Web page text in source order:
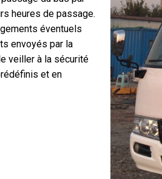
heures de passage.
éventuels
envoyés par la
veiller à la sécurité
et en